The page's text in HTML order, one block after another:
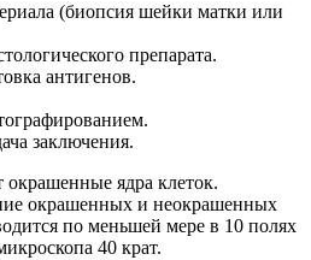
(биопсия шейки матки или
препарата.
антигенов.
заключения.
ядра клеток.
окрашенных и неокрашенных
по меньшей мере в 10 полях
40 крат.